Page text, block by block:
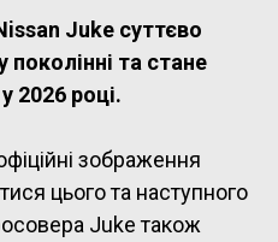
Juke суттєво
та стане
2026 році.
зображення
цього та наступного
Juke також